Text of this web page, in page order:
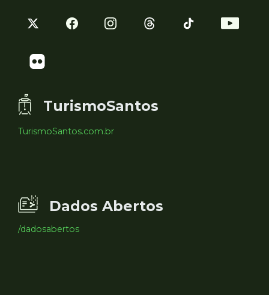
TurismoSantos
TurismoSantos.com.br
Dados Abertos
/dadosabertos